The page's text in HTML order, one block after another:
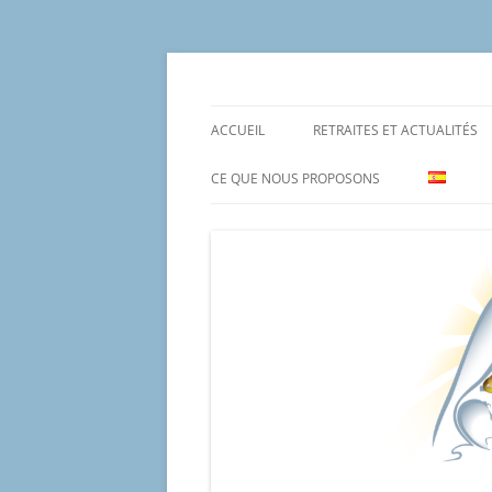
Aller
ACCUEIL RETRAITES ET ACTUALITÉS
CE QUE NOUS PROPOSONS